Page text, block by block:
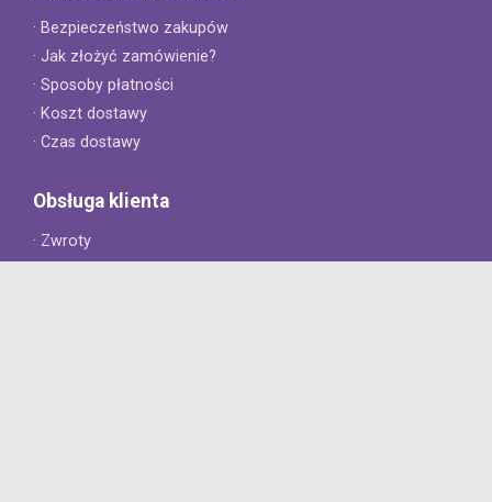
· Bezpieczeństwo zakupów
· Jak złożyć zamówienie?
· Sposoby płatności
· Koszt dostawy
· Czas dostawy
Obsługa klienta
· Zwroty